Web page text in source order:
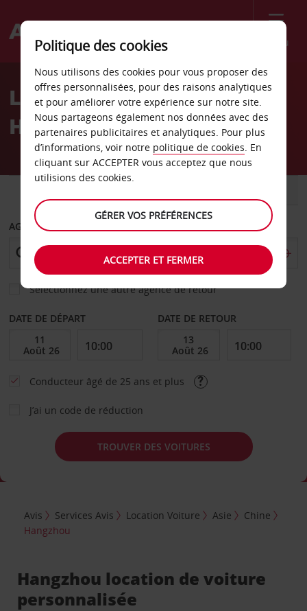
Menu
Welcome
AvisLocation de voiture
Hangzhou
AGENCE DE DÉPART
Sélectionnez une autre agence de retour
DATE DE DÉPART DATE DE RETOUR
Conducteur âgé de 25 ans et plus
J’ai un code de réduction
TROUVER DES VOITURES
Avis Services Avis Location Voiture Asie
Chine
Hangzhou
Hangzhou location de voiture
personnalisée
Politique des cookies
Nous utilisons des cookies pour vous proposer des
offres personnalisées, pour des raisons analytiques
et pour améliorer votre expérience sur notre site.
Nous partageons également nos données avec des
partenaires publicitaires et analytiques. Pour plus
d’informations, voir notre politique de cookies. En
cliquant sur ACCEPTER vous acceptez que nous
utilisions des cookies.
GÉRER VOS PRÉFÉRENCES
ACCEPTER ET FERMER